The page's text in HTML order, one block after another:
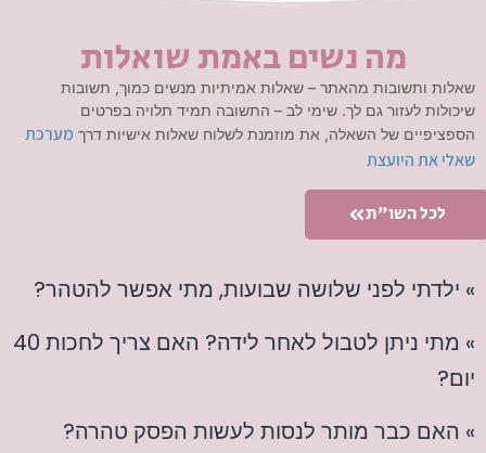
מה נשים באמת שואלות
שאלות ותשובות מהאתר – שאלות אמיתיות מנשים כמוך, תשובות
שיכולות לעזור גם לך. שימי לב – התשובה תמיד תלויה בפרטים
הספציפיים של השאלה, את מוזמנת לשלוח שאלות אישיות דרך מערכת
שאלי את היועצת
לכל השו"ת
» ילדתי לפני שלושה שבועות, מתי אפשר להטהר?
» מתי ניתן לטבול לאחר לידה? האם צריך לחכות 40
יום?
» האם כבר מותר לנסות לעשות הפסק טהרה?